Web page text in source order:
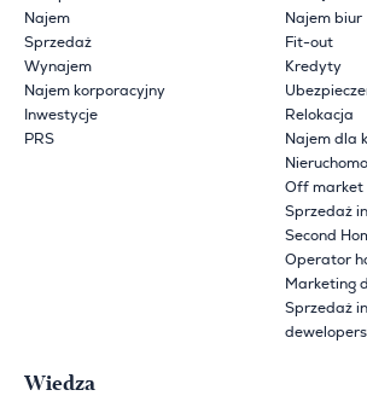
Najem
Sprzedaż
Wynajem
Najem korporacyjny
Inwestycje
PRS
Najem biur
Fit-out
Kredyty
Relokacja
Najem dla
Off market
Sprzedaż
Second
Operator
Marketing
Sprzedaż
Wiedza